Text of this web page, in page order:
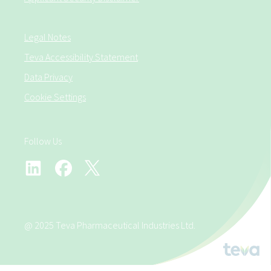
Legal Notes
Teva Accessibility Statement
Data Privacy
Cookie Settings
Follow Us
@ 2025 Teva Pharmaceutical Industries Ltd.